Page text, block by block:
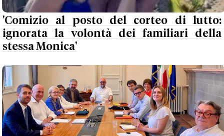
'Comizio al posto del corteo di lutto:
ignorata la volontà dei familiari della
stessa Monica'